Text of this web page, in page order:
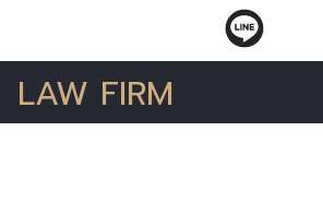
LAW FIRM